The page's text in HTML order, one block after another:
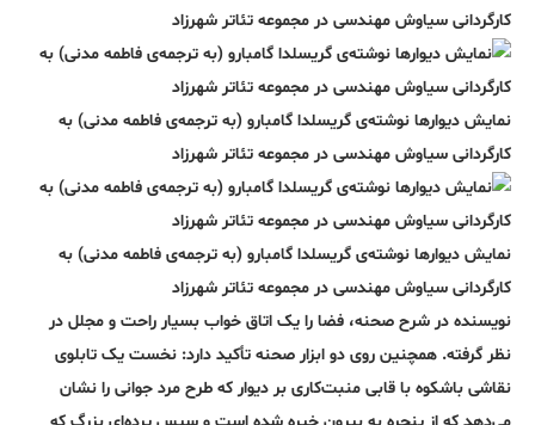
کارگردانی سیاوش مهندسی در مجموعه تئاتر شهرزاد
نمایش دیوارها نوشته‌ی گریسلدا گامبارو (به ترجمه‌ی فاطمه مدنی) به
کارگردانی سیاوش مهندسی در مجموعه تئاتر شهرزاد
نمایش دیوارها نوشته‌ی گریسلدا گامبارو (به ترجمه‌ی فاطمه مدنی) به
کارگردانی سیاوش مهندسی در مجموعه تئاتر شهرزاد
نویسنده در شرح صحنه، فضا را یک اتاق خواب بسیار راحت و مجلل در
نظر گرفته. همچنین روی دو ابزار صحنه تأکید دارد: نخست یک تابلوی
نقاشی باشکوه با قابی منبت‌کاری بر دیوار که طرح مرد جوانی را نشان